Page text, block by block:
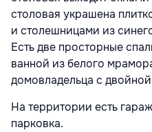
столовая украшена
и столешницами из
Есть две просторные
ванной из белого
домовладельца с
На территории есть
парковка.